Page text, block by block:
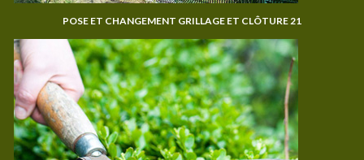
POSE ET CHANGEMENT GRILLAGE ET CLÔTURE 21